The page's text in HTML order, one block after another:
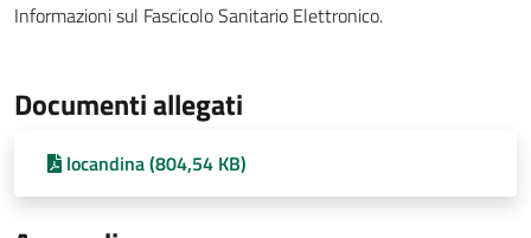
Informazioni sul Fascicolo Sanitario Elettronico.
Documenti allegati
locandina (804,54 KB)